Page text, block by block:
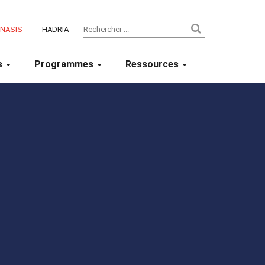
HADRIA
Programmes Ressources